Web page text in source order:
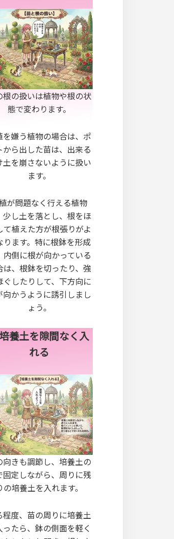
根の扱いは植物や根の状
態で変わります。
を嫌う植物の場合は、ポ
から出した苗は、出来る
土を崩さないように扱い
ます。
が問題なく行える植物
少し土を落とし、根をほ
て植えた方が根張りがよ
ります。特に根鉢を形成
内側に根が向かっている
は、根鉢を切ったり、強
ぐしたりして、下方向に
向かうように誘引しまし
ょう。
養土を隙間なく入
れる
向きも調節し、培養土の
固定しながら、周りに残
の培養土を入れます。
程度、苗の周りに培養土
ったら、鉢の側面を軽く